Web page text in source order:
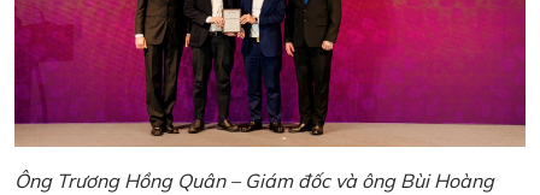
Ông Trương Hồng Quân – Giám đốc và ông Bùi Hoàng